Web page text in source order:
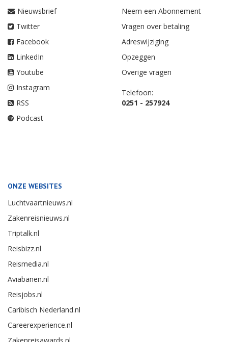
Nieuwsbrief
Twitter
Facebook
LinkedIn
Youtube
Instagram
RSS
Podcast
Neem een Abonnement
Vragen over betaling
Adreswijziging
Opzeggen
Overige vragen
Telefoon:
0251 - 257924
ONZE WEBSITES
Luchtvaartnieuws.nl
Zakenreisnieuws.nl
Triptalk.nl
Reisbizz.nl
Reismedia.nl
Aviabanen.nl
Reisjobs.nl
Caribisch Nederland.nl
Careerexperience.nl